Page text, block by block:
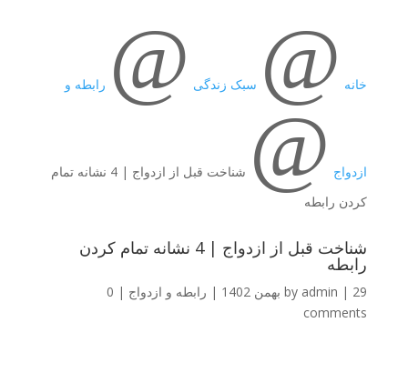
خانه @ سبک زندگی @ رابطه و
ازدواج @
شناخت قبل از ازدواج | 4 نشانه تمام
کردن رابطه
شناخت قبل از ازدواج | 4 نشانه تمام کردن
رابطه
by admin | 29 بهمن 1402 | رابطه و ازدواج |
0
comments